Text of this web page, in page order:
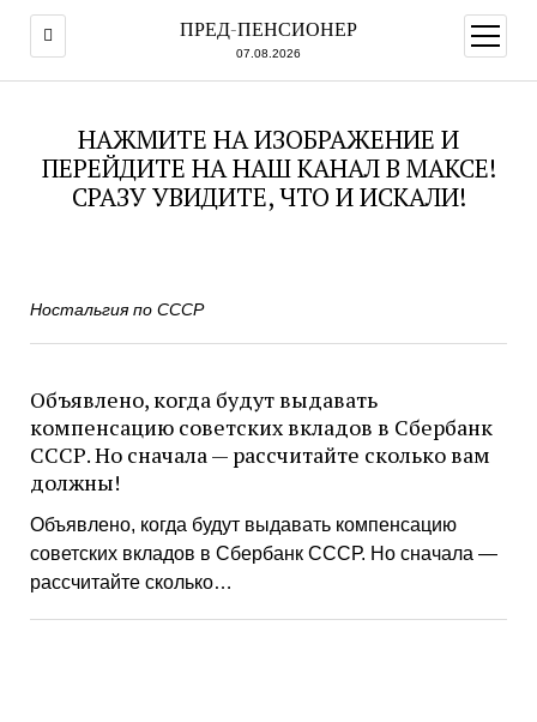
ПРЕД-ПЕНСИОНЕР
07.08.2026
меню
НАЖМИТЕ НА ИЗОБРАЖЕНИЕ И
ПЕРЕЙДИТЕ НА НАШ КАНАЛ В МАКСЕ!
СРАЗУ УВИДИТЕ, ЧТО И ИСКАЛИ!
Ностальгия по СССР
Объявлено, когда будут выдавать
компенсацию советских вкладов в Сбербанк
СССР. Но сначала — рассчитайте сколько вам
должны!
Объявлено, когда будут выдавать компенсацию
советских вкладов в Сбербанк СССР. Но сначала —
рассчитайте сколько…